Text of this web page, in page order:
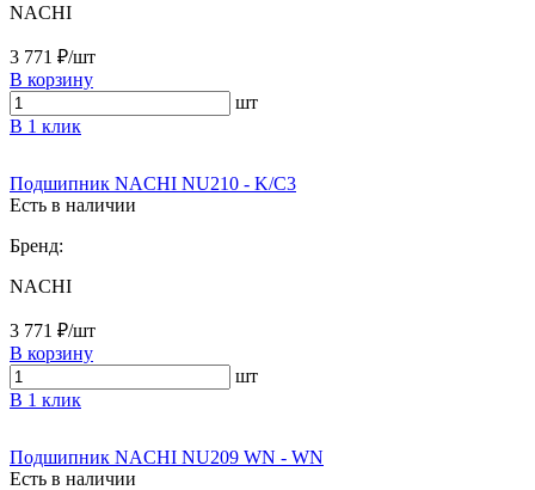
NACHI
3 771 ₽/шт
В корзину
шт
В 1 клик
Подшипник NACHI NU210 - K/C3
Есть в наличии
Бренд:
NACHI
3 771 ₽/шт
В корзину
шт
В 1 клик
Подшипник NACHI NU209 WN - WN
Есть в наличии